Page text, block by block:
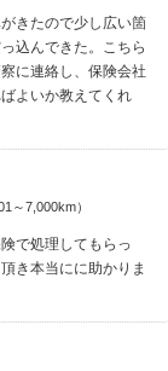
きたので少し広い箇
込んできた。こちら
に連絡し、保険会社
よいか教えてくれ
～7,000km）
で処理してもらっ
き本当にに助かりま